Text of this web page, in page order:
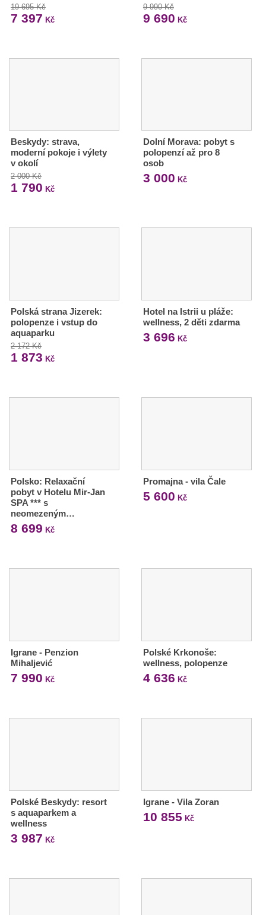
19 695 Kč
7 397 Kč
9 990 Kč
9 690 Kč
Beskydy: strava,
moderní pokoje i výlety
v okolí
2 000 Kč
1 790 Kč
Dolní Morava: pobyt s
polopenzí až pro 8
osob
3 000 Kč
Polská strana Jizerek:
polopenze i vstup do
aquaparku
2 172 Kč
1 873 Kč
Hotel na Istrii u pláže:
wellness, 2 děti zdarma
3 696 Kč
Polsko: Relaxační
pobyt v Hotelu Mir-Jan
SPA *** s
neomezeným…
8 699 Kč
Promajna - vila Čale
5 600 Kč
Igrane - Penzion
Mihaljević
7 990 Kč
Polské Krkonoše:
wellness, polopenze
4 636 Kč
Polské Beskydy: resort
s aquaparkem a
wellness
3 987 Kč
Igrane - Vila Zoran
10 855 Kč